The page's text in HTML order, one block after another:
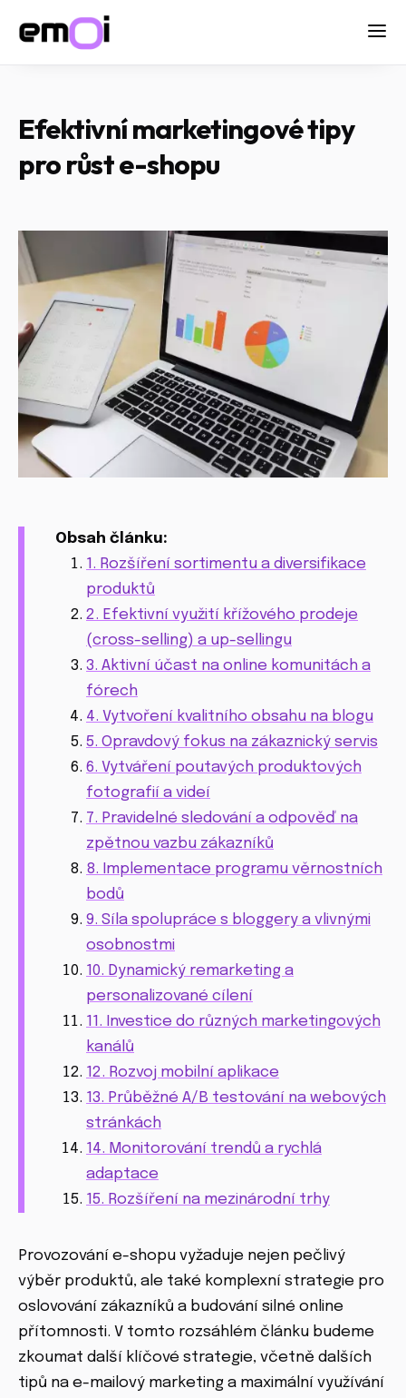
Efektivní marketingové tipy
pro růst e-shopu
Obsah článku:
1. Rozšíření sortimentu a diversifikace
produktů
2. Efektivní využití křížového prodeje
(cross-selling) a up-sellingu
3. Aktivní účast na online komunitách a
fórech
4. Vytvoření kvalitního obsahu na blogu
5. Opravdový fokus na zákaznický servis
6. Vytváření poutavých produktových
fotografií a videí
7. Pravidelné sledování a odpověď na
zpětnou vazbu zákazníků
8. Implementace programu věrnostních
bodů
9. Síla spolupráce s bloggery a vlivnými
osobnostmi
10. Dynamický remarketing a
personalizované cílení
11. Investice do různých marketingových
kanálů
12. Rozvoj mobilní aplikace
13. Průběžné A/B testování na webových
stránkách
14. Monitorování trendů a rychlá
adaptace
15. Rozšíření na mezinárodní trhy
Provozování e-shopu vyžaduje nejen pečlivý
výběr produktů, ale také komplexní strategie pro
oslovování zákazníků a budování silné online
přítomnosti. V tomto rozsáhlém článku budeme
zkoumat další klíčové strategie, včetně dalších
tipů na e-mailový marketing a maximální využívání